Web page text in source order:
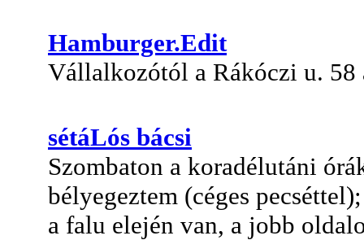
Hamburger.Edit
Vállalkozótól a Rákóczi u. 58
sétáLós bácsi
Szombaton a koradélutáni
bélyegeztem (céges
a falu elején van, a jobb